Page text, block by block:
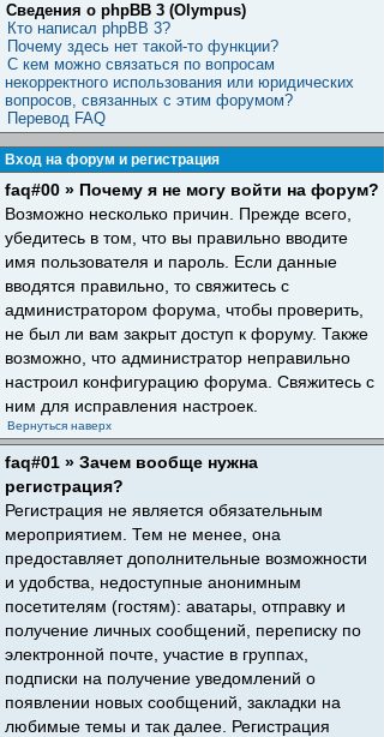
Сведения о phpBB 3 (Olympus)
Кто написал phpBB 3?
Почему здесь нет такой-то функции?
С кем можно связаться по вопросам
некорректного использования или юридических
вопросов, связанных с этим форумом?
Перевод FAQ
Вход на форум и регистрация
faq#00 » Почему я не могу войти на форум?
Возможно несколько причин. Прежде всего,
убедитесь в том, что вы правильно вводите
имя пользователя и пароль. Если данные
вводятся правильно, то свяжитесь с
администратором форума, чтобы проверить,
не был ли вам закрыт доступ к форуму. Также
возможно, что администратор неправильно
настроил конфигурацию форума. Свяжитесь с
ним для исправления настроек.
Вернуться наверх
faq#01 » Зачем вообще нужна
регистрация?
Регистрация не является обязательным
мероприятием. Тем не менее, она
предоставляет дополнительные возможности
и удобства, недоступные анонимным
посетителям (гостям): аватары, отправку и
получение личных сообщений, переписку по
электронной почте, участие в группах,
подписки на получение уведомлений о
появлении новых сообщений, закладки на
любимые темы и так далее. Регистрация